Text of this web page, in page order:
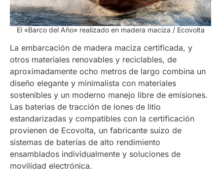
El «Barco del Año» realizado en madera maciza / Ecovolta
La embarcación de madera maciza certificada, y
otros materiales renovables y reciclables, de
aproximadamente ocho metros de largo combina un
diseño elegante y minimalista con materiales
sostenibles y un moderno manejo libre de emisiones.
Las baterías de tracción de iones de litio
estandarizadas y compatibles con la certificación
provienen de Ecovolta, un fabricante suizo de
sistemas de baterías de alto rendimiento
ensamblados individualmente y soluciones de
movilidad electrónica.